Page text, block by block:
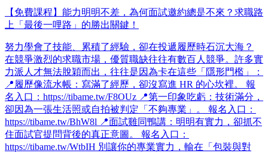
【免費課程】能力明明不差，為何面試邀約總是不來？求職路
上「最後一哩路」的勝出關鍵！
努力學會了技能、累積了經驗，卻在投遞履歷時石沉大海？
在競爭激烈的求職市場，優質職缺往往有數百人競爭。許多實
力派人才無法脫穎而出，往往是因為卡在這些「隱形門檻」：
📍履歷像流水帳：寫滿了經歷，卻沒寫進 HR 的心坎裡。 報
名入口：https://tibame.tw/F8OUz 📍第一印象吃虧：技術滿分，
卻因為一張生活照或自拍被判定「不夠專業」。 報名入口：
https://tibame.tw/BhW8l 📍面試雞同鴨講：明明有實力，卻抓不
住面試官提問背後的真正意圖。 報名入口：
https://tibame.tw/WtbIH 別讓你的專業實力，輸在「包裝與對